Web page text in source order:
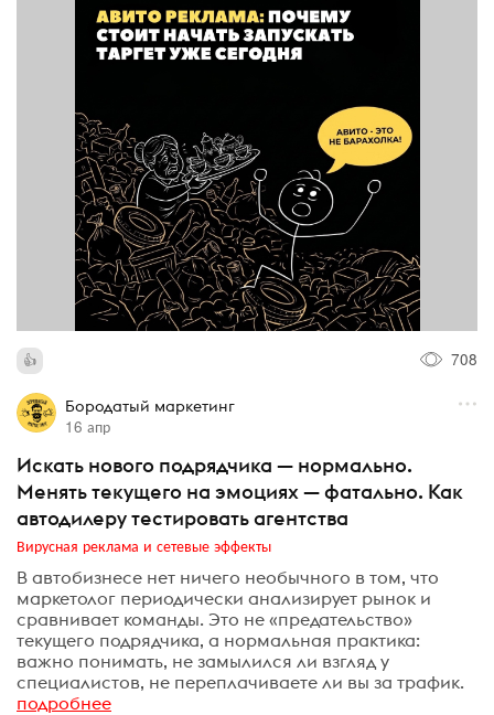
708
Бородатый маркетинг
16 апр
Искать нового подрядчика — нормально.
Менять текущего на эмоциях — фатально. Как
автодилеру тестировать агентства
Вирусная реклама и сетевые эффекты
В автобизнесе нет ничего необычного в том, что
маркетолог периодически анализирует рынок и
сравнивает команды. Это не «предательство»
текущего подрядчика, а нормальная практика:
важно понимать, не замылился ли взгляд у
специалистов, не переплачиваете ли вы за трафик.
подробнее